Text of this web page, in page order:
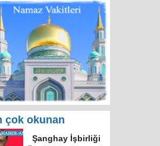
çok okunan
celp